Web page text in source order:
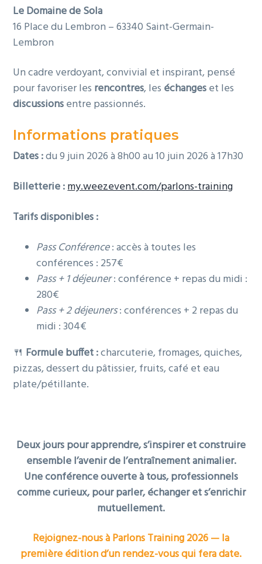
Le Domaine de Sola
16 Place du Lembron – 63340 Saint-Germain-
Lembron
Un cadre verdoyant, convivial et inspirant, pensé
pour favoriser les rencontres, les échangeset les
discussionsentre passionnés.
Informations pratiques
Dates :du 9 juin 2026 à 8h00 au 10 juin 2026 à 17h30
Billetterie :my.weezevent.com/parlons-training
Tarifs disponibles :
Pass Conférence: accès à toutes les
conférences : 257€
Pass + 1 déjeuner: conférence + repas du midi :
280€
Pass + 2 déjeuners: conférences + 2 repas du
midi : 304€
🍴 Formule buffet :charcuterie, fromages, quiches,
pizzas, dessert du pâtissier, fruits, café et eau
plate/pétillante.
Deux jours pour apprendre, s’inspirer et construire
ensemble l’avenir de l’entraînement animalier.
Une conférence ouverte à tous, professionnels
comme curieux, pour parler, échanger et s’enrichir
mutuellement.
Rejoignez-nous à Parlons Training 2026 — la
première édition d’un rendez-vous qui fera date.